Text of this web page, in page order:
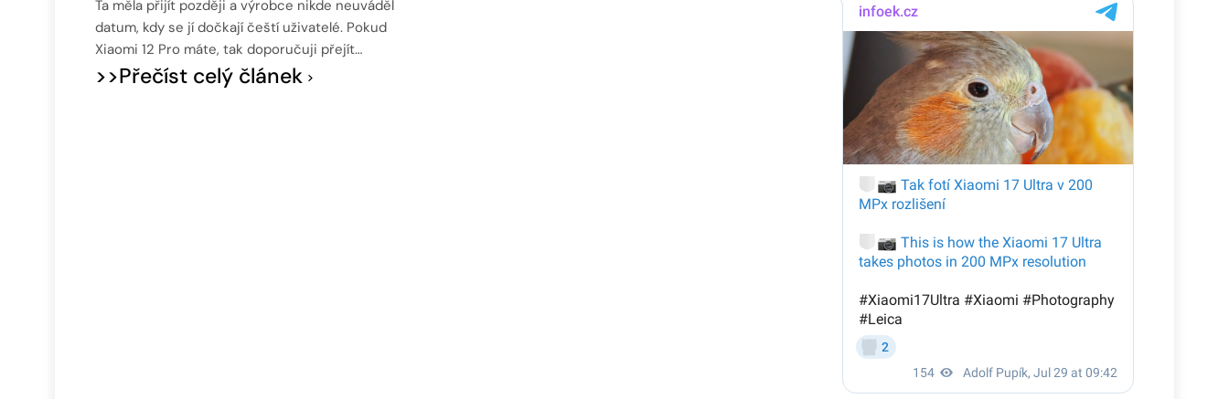
Ta měla přijít později a výrobce nikde neuváděl
datum, kdy se jí dočkají čeští uživatelé. Pokud
Xiaomi 12 Pro máte, tak doporučuji přejít…
>>Přečíst celý článek